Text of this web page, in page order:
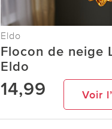
Eldo
Flocon de neige
Eldo
14,99 Voir